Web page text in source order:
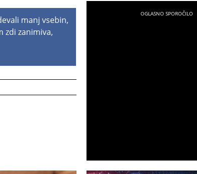
manj vsebin,
zdi zanimiva,